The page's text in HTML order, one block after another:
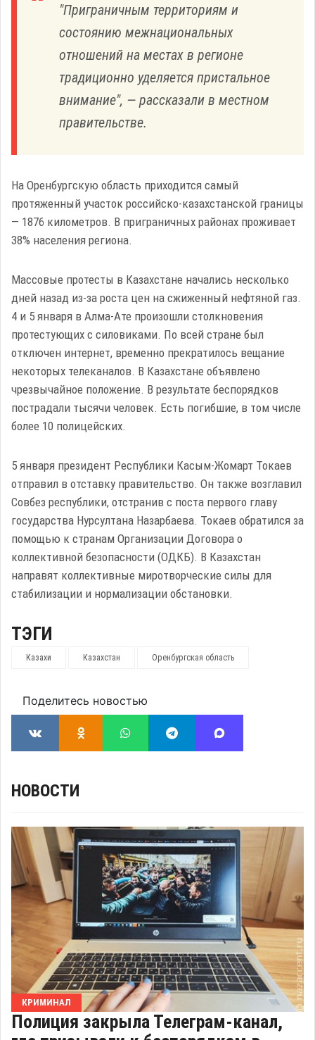
"Приграничным территориям и
состоянию межнациональных
отношений на местах в регионе
традиционно уделяется пристальное
внимание", — рассказали в местном
правительстве.
На Оренбургскую область приходится самый
протяженный участок российско-казахстанской границы
— 1876 километров. В приграничных районах проживает
38% населения региона.
Массовые протесты в Казахстане начались несколько
дней назад из-за роста цен на сжиженный нефтяной газ.
4 и 5 января в Алма-Ате произошли столкновения
протестующих с силовиками. По всей стране был
отключен интернет, временно прекратилось вещание
некоторых телеканалов. В Казахстане объявлено
чрезвычайное положение. В результате беспорядков
пострадали тысячи человек. Есть погибшие, в том числе
более 10 полицейских.
5 января президент Республики Касым-Жомарт Токаев
отправил в отставку правительство. Он также возглавил
Совбез республики, отстранив с поста первого главу
государства Нурсултана Назарбаева. Токаев обратился за
помощью к странам Организации Договора о
коллективной безопасности (ОДКБ). В Казахстан
направят коллективные миротворческие силы для
стабилизации и нормализации обстановки.
ТЭГИ
Казахи Казахстан Оренбургская область
Поделитесь новостью
НОВОСТИ
КРИМИНАЛ
Полиция закрыла Телеграм-канал,